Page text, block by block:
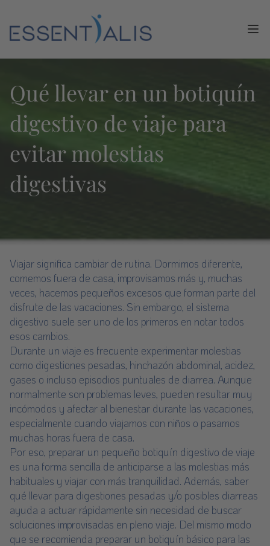
Qué llevar en un botiquín
digestivo de viaje para
evitar molestias
digestivas
Viajar significa cambiar de rutina. Dormimos diferente,
comemos fuera de casa, improvisamos más y, muchas
veces, hacemos pequeños excesos que forman parte del
disfrute de las vacaciones. Sin embargo, el sistema
digestivo suele ser uno de los primeros en notar todos
esos cambios.
Durante un viaje es frecuente experimentar molestias
como digestiones pesadas, hinchazón abdominal, acidez,
gases o incluso episodios puntuales de diarrea. Aunque
normalmente son problemas leves, pueden resultar muy
incómodos y afectar al bienestar durante las vacaciones,
especialmente cuando viajamos con niños o pasamos
muchas horas fuera de casa.
Por eso, preparar un pequeño botiquín digestivo de viaje
es una forma sencilla de anticiparse a las molestias más
habituales y viajar con más tranquilidad. Además, saber
qué llevar para digestiones pesadas y/o posibles diarreas
ayuda a actuar rápidamente sin necesidad de buscar
soluciones improvisadas en pleno viaje. Del mismo modo
que se recomienda preparar un botiquín básico para las